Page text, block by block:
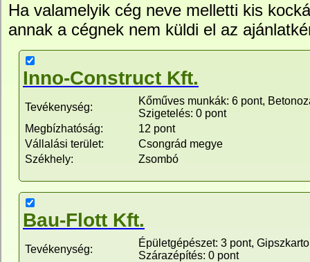
Ha valamelyik cég neve melletti kis
annak a cégnek nem küldi el az
Inno-Construct Kft.
Tevékenység:
Kőműves munkák: 6 pont,
Szigetelés: 0 pont
Megbízhatóság:
12 pont
Vállalási terület:
Csongrád megye
Székhely:
Zsombó
Bau-Flott Kft.
Tevékenység:
Épületgépészet: 3 pont,
Szárazépítés: 0 pont